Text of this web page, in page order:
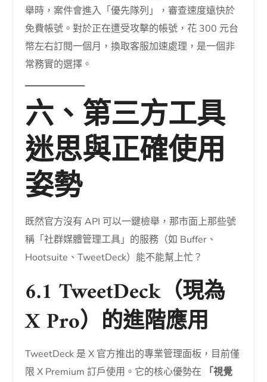
舉時，案件會進入「優先隊列」，審查速度遠快於
免費帳號。對於正在遭受攻擊的帳號，花 300 元台
幣左右訂閱一個月，換取客服加速處理，是一個非
常務實的選擇。
六、第三方工具
迷思與正確使用
姿勢
既然官方沒有 API 可以一鍵檢舉，那市面上那些號
稱「社群媒體管理工具」的服務（如 Buffer、
Hootsuite、TweetDeck）能不能幫上忙？
6.1 TweetDeck（現為
X Pro）的進階應用
TweetDeck 是 X 官方推出的專業管理面板，目前僅
限 X Premium 訂戶使用。它的核心優勢在
「視覺